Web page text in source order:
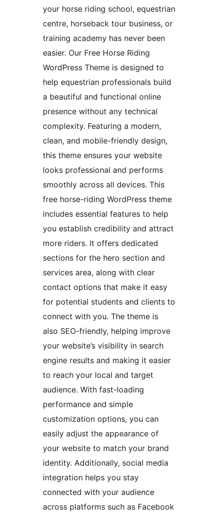
your horse riding school, equestrian
centre, horseback tour business, or
training academy has never been
easier. Our Free Horse Riding
WordPress Theme is designed to
help equestrian professionals build
a beautiful and functional online
presence without any technical
complexity. Featuring a modern,
clean, and mobile-friendly design,
this theme ensures your website
looks professional and performs
smoothly across all devices. This
free horse-riding WordPress theme
includes essential features to help
you establish credibility and attract
more riders. It offers dedicated
sections for the hero section and
services area, along with clear
contact options that make it easy
for potential students and clients to
connect with you. The theme is
also SEO-friendly, helping improve
your website’s visibility in search
engine results and making it easier
to reach your local and target
audience. With fast-loading
performance and simple
customization options, you can
easily adjust the appearance of
your website to match your brand
identity. Additionally, social media
integration helps you stay
connected with your audience
across platforms such as Facebook